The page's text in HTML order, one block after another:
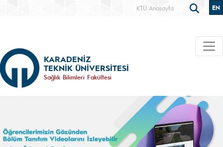
KTÜ Anasayfa EN
KARADENİZ
TEKNİK ÜNİVERSİTESİ
Sağlık Bilimleri Fakültesi